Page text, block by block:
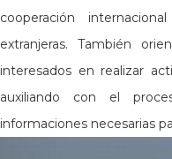
cooperación
extranjeras. También
interesados en realizar
auxiliando con el
informaciones necesarias